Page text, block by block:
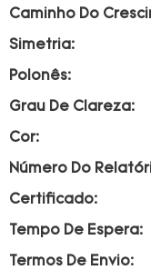
Caminho Do
Simetria:
Polonês:
Grau De Clareza:
Cor:
Número Do
Certificado:
Tempo De Espera:
Termos De Envio: